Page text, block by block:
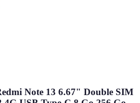
Note 13 6.67" Double SIM